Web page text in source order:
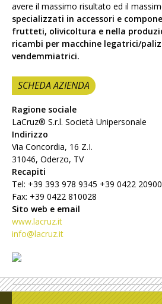
avere il massimo risultato ed il
specializzati in accessori e
frutteti, olivicoltura e nella
ricambi per macchine legatrici/
vendemmiatrici.
SCHEDA AZIENDA
Ragione sociale
LaCruz® S.r.l. Società Unipersonale
Indirizzo
Via Concordia, 16 Z.I.
31046, Oderzo, TV
Recapiti
Tel: +39 393 978 9345 +39 0422
Fax: +39 0422 810028
Sito web e email
www.lacruz.it
info@lacruz.it